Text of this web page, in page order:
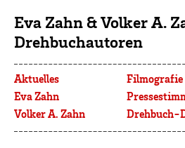
Eva Zahn & Volker A.
Drehbuchautoren
Aktuelles
Eva Zahn
Volker A. Zahn
Filmografie
Drehbuch-